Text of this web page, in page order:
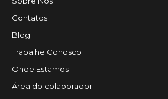
Contatos
Blog
Trabalhe Conosco
Onde Estamos
Área do colaborador